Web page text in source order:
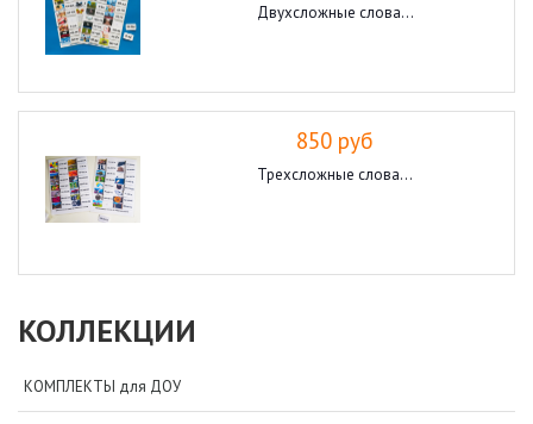
Двухсложные слова...
850 руб
Трехсложные слова...
КОЛЛЕКЦИИ
КОМПЛЕКТЫ для ДОУ